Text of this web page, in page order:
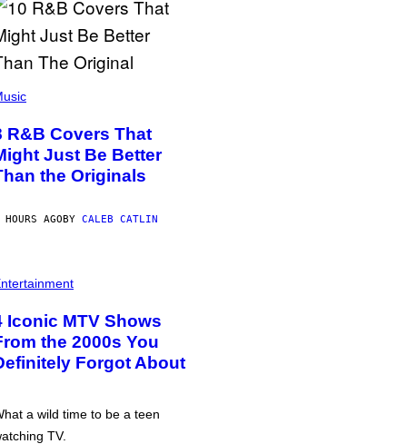
R&B Covers That
Just Be Better
the Originals
AGOBY CALEB CATLIN
Iconic MTV Shows
the 2000s You
Forgot About
a wild time to be a teen
TV.